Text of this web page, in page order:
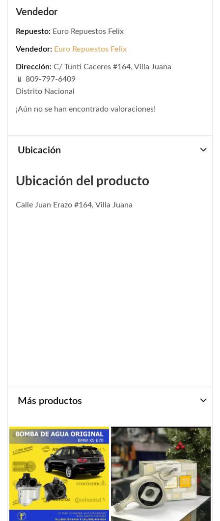
Vendedor
Repuesto: Euro Repuestos Felix
Vendedor: Euro Repuestos Felix
Dirección: C/ Tunti Caceres #164, Villa Juana
📱 809-797-6409
Distrito Nacional
¡Aún no se han encontrado valoraciones!
Ubicación
Ubicación del producto
Calle Juan Erazo #164, Villa Juana
Más productos